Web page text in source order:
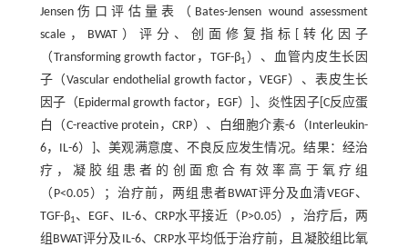
Jensen伤口评估量表（Bates-Jensen wound assessment
scale，BWAT）评分、创面修复指标[转化因子
（Transforming growth factor，TGF-β1 ）、血管内皮生长因
子（Vascular endothelial growth factor，VEGF）、表皮生长
因子（Epidermal growth factor，EGF）]、炎性因子[C反应蛋
白（C-reactive protein，CRP）、白细胞介素-6（Interleukin-
6，IL-6）]、美观满意度、不良反应发生情况。结果：经治
疗，凝胶组患者的创面愈合有效率高于氧疗组
（P<0.05）；治疗前，两组患者BWAT评分及血清VEGF、
TGF-β1、EGF、IL-6、CRP水平接近（P>0.05），治疗后，两
组BWAT评分及IL-6、CRP水平均低于治疗前，且凝胶组比氧